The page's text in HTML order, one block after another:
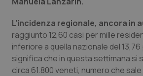
Friuli Venezia Giulia
Lazio
Liguria
Dermatite Atopica
Diabete & glucometri
Disturbi dell’umore
L’incidenza regionale, ancora in
raggiunto 12,60 casi per mille
inferiore a quella nazionale del 13,76
significa che in questa settimana si
circa 61.800 veneti, numero che